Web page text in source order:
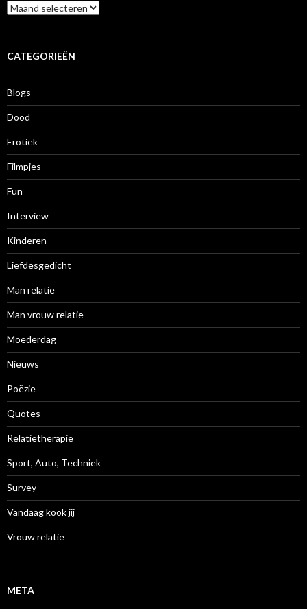
A
r
iCATEGORIEËN
Blogs
Dood
Erotiek
Filmpjes
Fun
Interview
Kinderen
Liefdesgedicht
Man relatie
Man vrouw relatie
Moederdag
Nieuws
Poëzie
Quotes
Relatietherapie
Sport, Auto, Techniek
Survey
Vandaag kook jij
Vrouw relatie
META